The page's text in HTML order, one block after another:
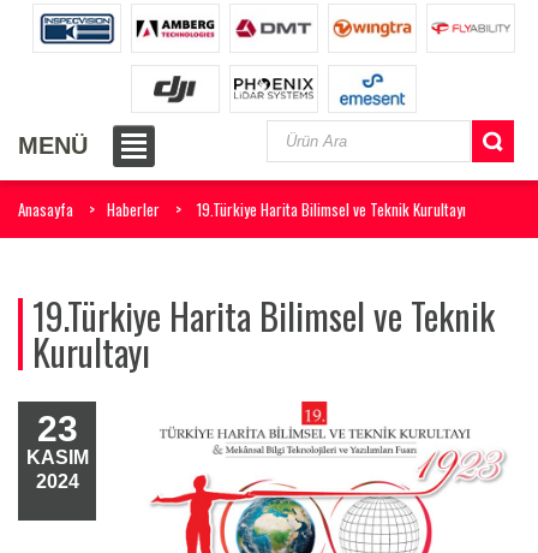
MENÜ
Anasayfa Haberler 19.Türkiye Harita Bilimsel ve Teknik Kurultayı
19.Türkiye Harita Bilimsel ve Teknik
Kurultayı
23
KASIM
2024